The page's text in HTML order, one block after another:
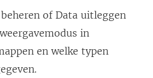
of Data uitleggen
in
en welke typen